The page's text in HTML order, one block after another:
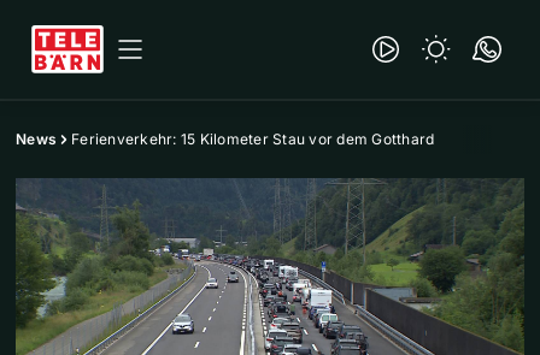
News Ferienverkehr: 15 Kilometer Stau vor dem Gotthard